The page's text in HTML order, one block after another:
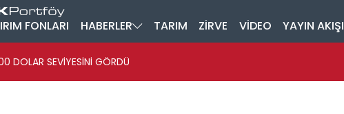
FONLARI HABERLER TARIM ZİRVE VİDEO YAYIN AKIŞI
DOLAR SEVİYESİNİ GÖRDÜ